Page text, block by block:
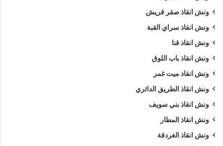
ونش انقاذ صقر قريش
ونش انقاذ سراي القبة
ونش انقاذ قنا
ونش انقاذ باب اللوق
ونش انقاذ ميت غمر
ونش انقاذ الطريق الدائري
ونش انقاذ بني سويف
ونش انقاذ المطار
ونش انقاذ الغردقة